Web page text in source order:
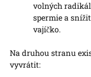
volných
spermie a
vajíčko.
Na druhou stranu
vyvrátit: